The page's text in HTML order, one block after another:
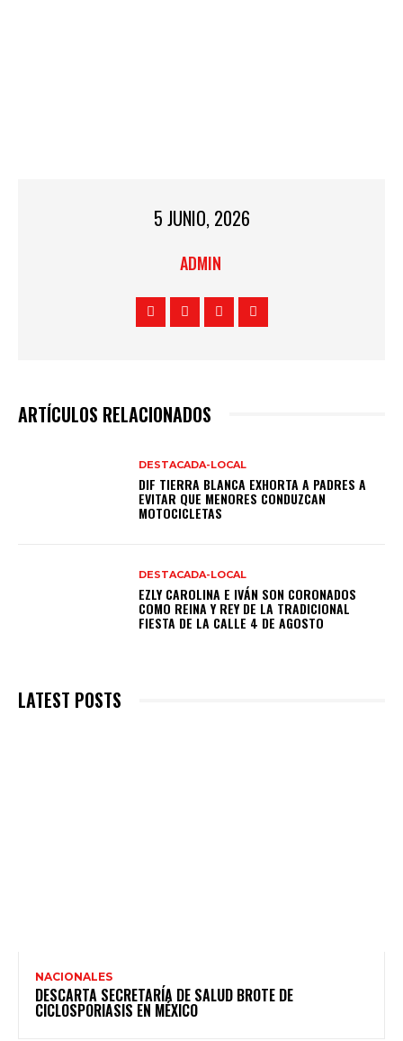
5 JUNIO, 2026
ADMIN
ARTÍCULOS RELACIONADOS
DESTACADA-LOCAL
DIF TIERRA BLANCA EXHORTA A PADRES A
EVITAR QUE MENORES CONDUZCAN
MOTOCICLETAS
DESTACADA-LOCAL
EZLY CAROLINA E IVÁN SON CORONADOS
COMO REINA Y REY DE LA TRADICIONAL
FIESTA DE LA CALLE 4 DE AGOSTO
LATEST POSTS
NACIONALES
DESCARTA SECRETARÍA DE SALUD BROTE DE
CICLOSPORIASIS EN MÉXICO